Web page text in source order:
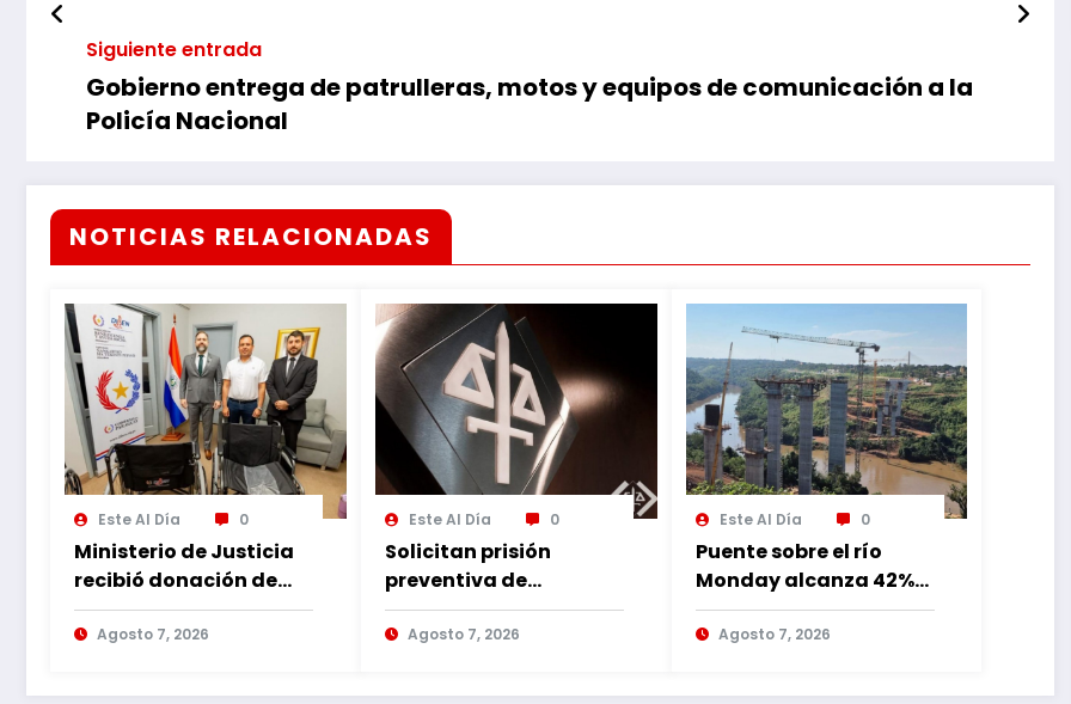
Siguiente entrada
Gobierno entrega de patrulleras, motos y equipos de comunicación a la
Policía Nacional
NOTICIAS RELACIONADAS
Este Al Día 0
Ministerio de Justicia
recibió donación de
sillas de ruedas para
internos vulnerables
Agosto 7, 2026
Este Al Día 0
Solicitan prisión
preventiva de
imputado por
violencia familia
Agosto 7, 2026
Este Al Día 0
Puente sobre el río
Monday alcanza 42%
de avance con
trabajos continuos
Agosto 7, 2026